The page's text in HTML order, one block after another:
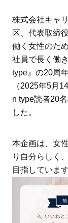
ス学」
株式会社キャ
区、代表取締
働く女性のた
社員で長く働
type』の20周
（2025年5月
n type読者20
した。
本企画は、女
り自分らしく
目指しています